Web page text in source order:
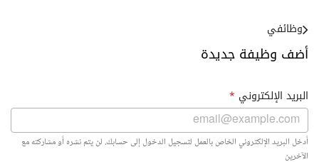
أضف وظيفة جديدة
وظائفي
البريد الإلكتروني *
أدخل البريد الإلكتروني الخاص بالعمل لتسجيل الدخول إلى حسابك. لن يتم نشره أو مشاركته مع
الآخرين